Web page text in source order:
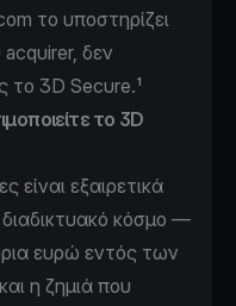
το υποστηρίζει
δεν
το 3D Secure.¹
το 3D
είναι εξαιρετικά
κόσμο —
ευρώ εντός των
η ζημιά που